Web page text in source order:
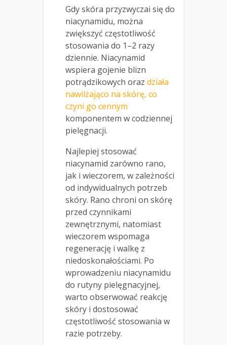
Gdy skóra przyzwyczai się do
niacynamidu, można
zwiększyć częstotliwość
stosowania do 1–2 razy
dziennie. Niacynamid
wspiera gojenie blizn
potrądzikowych oraz działa
nawilżająco na skórę, co
czyni go cennym
komponentem w codziennej
pielęgnacji.
Najlepiej stosować
niacynamid zarówno rano,
jak i wieczorem, w zależności
od indywidualnych potrzeb
skóry. Rano chroni on skórę
przed czynnikami
zewnętrznymi, natomiast
wieczorem wspomaga
regenerację i walkę z
niedoskonałościami. Po
wprowadzeniu niacynamidu
do rutyny pielęgnacyjnej,
warto obserwować reakcję
skóry i dostosować
częstotliwość stosowania w
razie potrzeby.